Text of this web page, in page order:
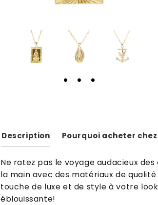
Description Pourquoi acheter chez
Ne ratez pas le voyage audacieux des
la main avec des matériaux de qualité
touche de luxe et de style à votre look
éblouissante!